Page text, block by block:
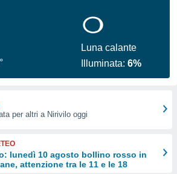
Luna calante
Illuminata:6%
per altri a Nirivilo oggi
lunedì 10 agosto bollino rosso in
attenzione tra le 11 e le 18